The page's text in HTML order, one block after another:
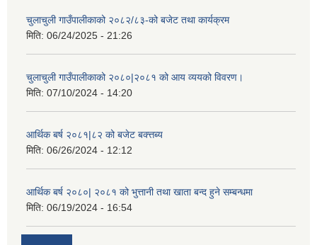
चुलाचुली गाउँपालीकाको २०८२/८३-को बजेट तथा कार्यक्रम
मिति: 06/24/2025 - 21:26
चुलाचुली गाउँपालीकाको २०८०|२०८१ को आय व्ययको विवरण।
मिति: 07/10/2024 - 14:20
आर्थिक बर्ष २०८१|८२ को बजेट बक्त्तब्य
मिति: 06/26/2024 - 12:12
आर्थिक बर्ष २०८०| २०८१ को भुत्तानी तथा खाता बन्द हुने सम्बन्धमा
मिति: 06/19/2024 - 16:54